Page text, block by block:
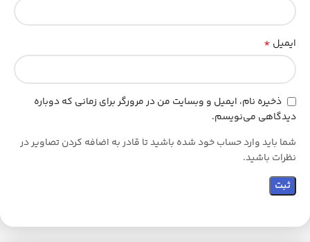
ایمیل *
ذخیره نام، ایمیل و وبسایت من در مرورگر برای زمانی که دوباره
دیدگاهی می‌نویسم.
شما باید وارد حساب خود شده باشید تا قادر به اضافه کردن تصاویر در
نظرات باشید.